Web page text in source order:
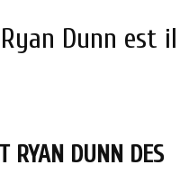
Dunn est il
RYAN DUNN DES